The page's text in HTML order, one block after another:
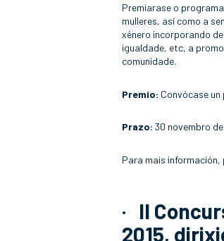
Premiarase o
mulleres, así como a
xénero incorporando
igualdade, etc, a
comunidade.
Premio: Convócase
Prazo: 30 novembro de
Para mais información,
· II
2015,